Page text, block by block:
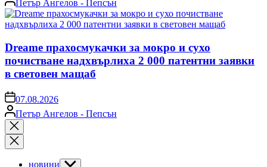
by
Петър Ангелов - Пепсън
Dreame прахосмукачки за мокро и сухо
почистване надхвърлиха 2 000 патентни заявки
в световен мащаб
on07.08.2026
Posted
by
Петър Ангелов - Пепсън
Close
search
новини Show